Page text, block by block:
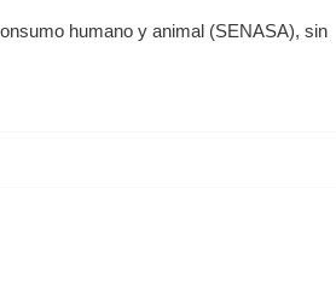
humano y animal (SENASA), sin